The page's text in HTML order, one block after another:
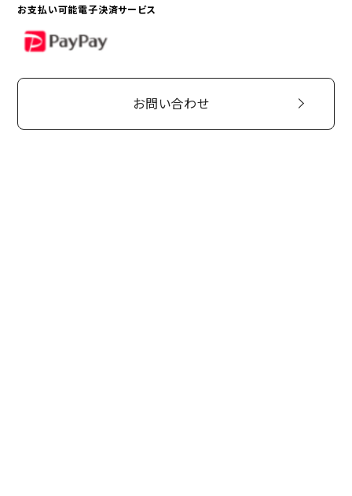
お支払い可能電子決済サービス
PayPay
お問い合わせ